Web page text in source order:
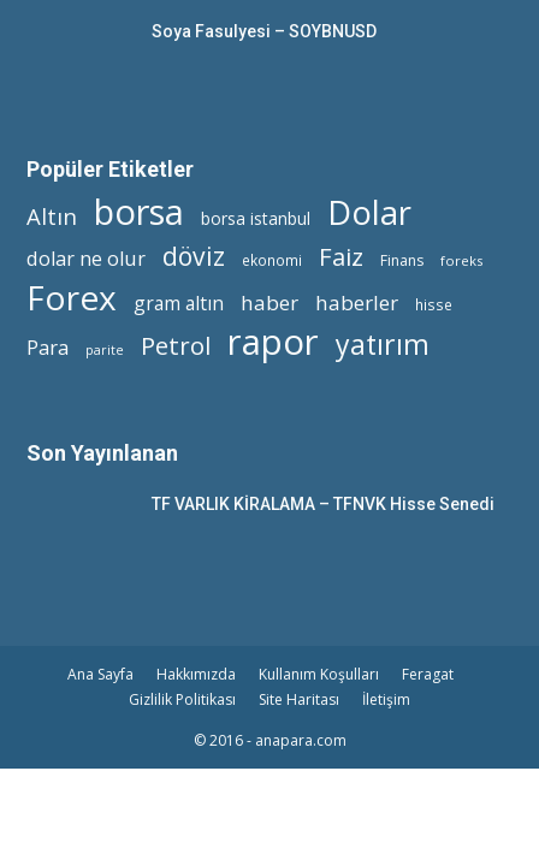
Soya Fasulyesi – SOYBNUSD
Popüler Etiketler
Altın borsa borsa istanbul Dolar
dolar ne olur döviz ekonomi Faiz Finans foreks
Forex gram altın haber haberler hisse
Para parite Petrol rapor yatırım
Son Yayınlanan
TF VARLIK KİRALAMA – TFNVK Hisse Senedi
Ana Sayfa Hakkımızda Kullanım Koşulları
Feragat
Gizlilik Politikası
Site Haritası
İletişim
© 2016 - anapara.com